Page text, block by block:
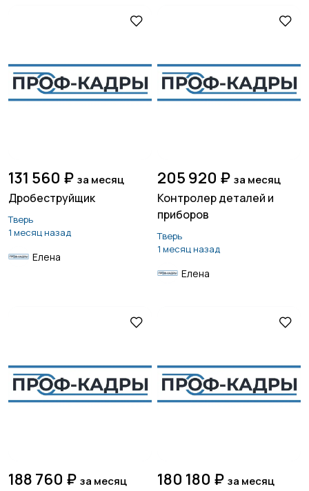
131 560 ₽ за месяц
Дробеструйщик
Тверь
1 месяц назад
Елена
205 920 ₽ за месяц
Контролер деталей и
приборов
Тверь
1 месяц назад
Елена
188 760 ₽ за месяц 180 180 ₽ за месяц